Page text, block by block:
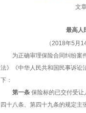
文
最高人
（2018年5月14
为正确审理保险合同纠纷案件
法》《中华人民共和国民事诉讼
下：
第一条 保险标的已交付受
四十八条、第四十九条的规定主